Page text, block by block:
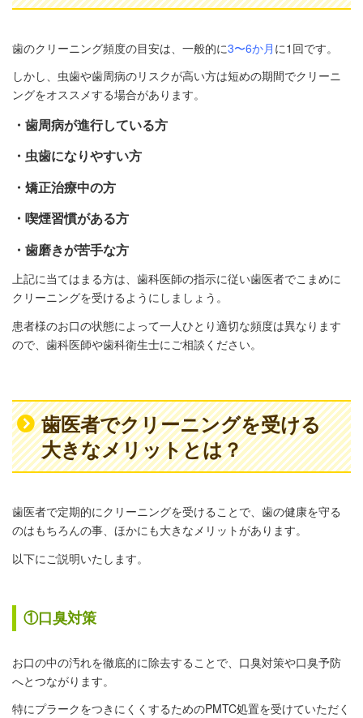
歯のクリーニング頻度の目安は、一般的に3〜6か月 に1回です。
しかし、虫歯や歯周病のリスクが高い方は短めの期間でクリーニ
ングをオススメする場合があります。
・歯周病が進行している方
・虫歯になりやすい方
・矯正治療中の方
・喫煙習慣がある方
・歯磨きが苦手な方
上記に当てはまる方は、歯科医師の指示に従い歯医者でこまめに
クリーニングを受けるようにしましょう。
患者様のお口の状態によって一人ひとり適切な頻度は異なります
ので、歯科医師や歯科衛生士にご相談ください。
歯医者でクリーニングを受ける
大きなメリットとは？
歯医者で定期的にクリーニングを受けることで、歯の健康を守る
のはもちろんの事、ほかにも大きなメリットがあります。
以下にご説明いたします。
①口臭対策
お口の中の汚れを徹底的に除去することで、口臭対策や口臭予防
へとつながります。
特にプラークをつきにくくするためのPMTC処置を受けていただく